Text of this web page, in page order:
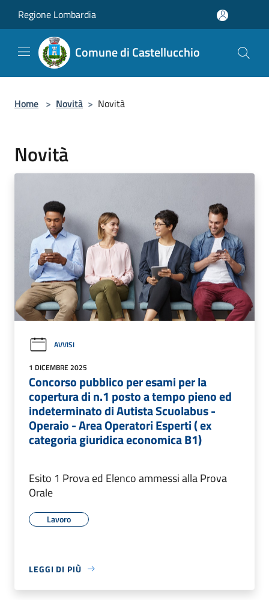
Regione Lombardia
Comune di Castellucchio
Home > Novità > Novità
Novità
AVVISI
1 DICEMBRE 2025
Concorso pubblico per esami per la
copertura di n.1 posto a tempo pieno ed
indeterminato di Autista Scuolabus -
Operaio - Area Operatori Esperti ( ex
categoria giuridica economica B1)
Esito 1 Prova ed Elenco ammessi alla Prova
Orale
Lavoro
LEGGI DI PIÙ